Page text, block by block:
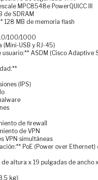
MPC8548e PowerQUICC III
de SDRAM
128 MB de memoria flash
100/1000
USB y RJ-45)
ASDM (Cisco Adaptive
(IPS)
de firewall
de VPN
VPN simultáneas
PoE (Power over
de altura x 19 pulgadas de ancho
kg)